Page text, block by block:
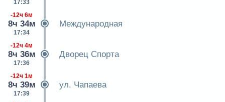
17:33
-12ч 6м
8ч 34м
17:34
Международная
-12ч 4м
8ч 36м
17:36
Дворец Спорта
-12ч 1м
8ч 39м
17:39
ул. Чапаева